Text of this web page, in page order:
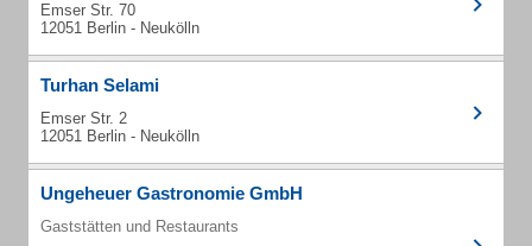
Emser Str. 70
12051 Berlin - Neukölln
Turhan Selami
Emser Str. 2
12051 Berlin - Neukölln
Ungeheuer Gastronomie GmbH
Gaststätten und Restaurants